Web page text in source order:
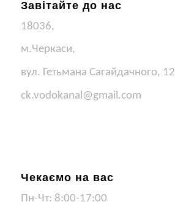
Завітайте до нас
18036,
м.Черкаси,
вул. Гетьмана Сагайдачного, 12
ck.vodokanal@gmail.com
Чекаємо на вас
Пн-Чт: 8:00-17:00